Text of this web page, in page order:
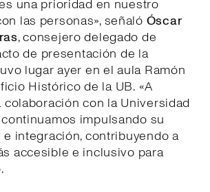
una prioridad en nuestro
las personas», señaló Óscar
, consejero delegado de
de presentación de la
lugar ayer en el aula Ramón
Histórico de la UB. «A
con la Universidad
impulsando su
integración, contribuyendo a
accesible e inclusivo para